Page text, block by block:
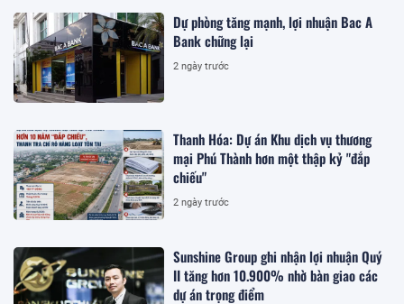
Dự phòng tăng mạnh, lợi nhuận Bac A
Bank chững lại
2 ngày trước
Thanh Hóa: Dự án Khu dịch vụ thương
mại Phú Thành hơn một thập kỷ "đắp
chiếu"
2 ngày trước
Sunshine Group ghi nhận lợi nhuận Quý
II tăng hơn 10.900% nhờ bàn giao các
dự án trọng điểm